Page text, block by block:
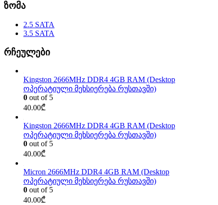
ზომა
2.5 SATA
3.5 SATA
რჩეულები
Kingston 2666MHz DDR4 4GB RAM (Desktop
ოპერატიული მეხსიერება რუსთავში)
0 out of 5
40.00₾
Kingston 2666MHz DDR4 4GB RAM (Desktop
ოპერატიული მეხსიერება რუსთავში)
0 out of 5
40.00₾
Micron 2666MHz DDR4 4GB RAM (Desktop
ოპერატიული მეხსიერება რუსთავში)
0 out of 5
40.00₾